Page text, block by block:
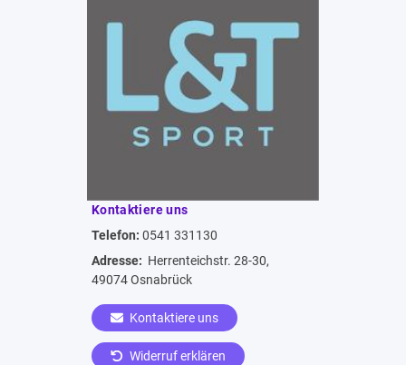
Kontaktiere uns
Telefon: 0541 331130
Adresse: Herrenteichstr. 28-30,
49074 Osnabrück
Kontaktiere uns
Widerruf erklären